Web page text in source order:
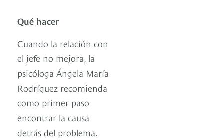
Qué hacer
Cuando la relación con
el jefe no mejora, la
psicóloga Ángela María
Rodríguez recomienda
como primer paso
encontrar la causa
detrás del problema.